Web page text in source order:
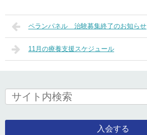
ペランパネル 治験募集終了のお知らせ
11月の療養支援スケジュール
入会する